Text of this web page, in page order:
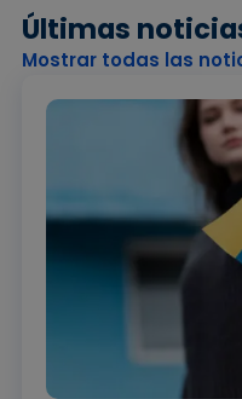
Últimas
Mostrar todas las